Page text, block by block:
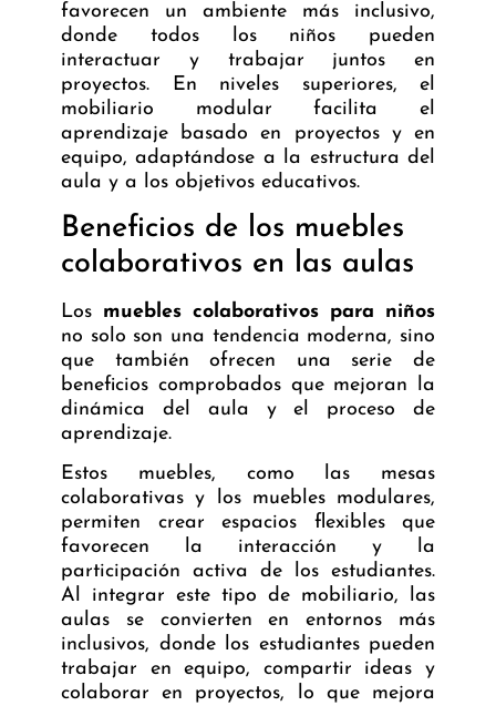
favorecen un ambiente más inclusivo,
donde todos los niños pueden
interactuar y trabajar juntos en
proyectos. En niveles superiores, el
mobiliario modular facilita el
aprendizaje basado en proyectos y en
equipo, adaptándose a la estructura del
aula y a los objetivos educativos.
Beneficios de los muebles
colaborativos en las aulas
Los muebles colaborativos para niños
no solo son una tendencia moderna, sino
que también ofrecen una serie de
beneficios comprobados que mejoran la
dinámica del aula y el proceso de
aprendizaje.
Estos muebles, como las mesas
colaborativas y los muebles modulares,
permiten crear espacios flexibles que
favorecen la interacción y la
participación activa de los estudiantes.
Al integrar este tipo de mobiliario, las
aulas se convierten en entornos más
inclusivos, donde los estudiantes pueden
trabajar en equipo, compartir ideas y
colaborar en proyectos, lo que mejora